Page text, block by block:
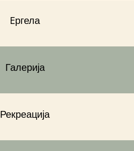
Eргела
Галерија
Рекреација